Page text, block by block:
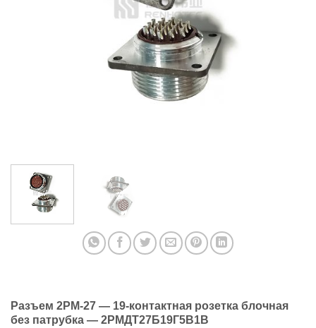
Разъем 2PM-27 — 19-контактная розетка блочная
без патрубка — 2РМДТ27Б19Г5В1В